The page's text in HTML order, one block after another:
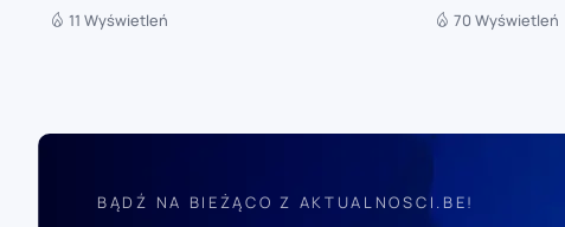
11 Wyświetleń 70 Wyświetleń
BĄDŹ NA BIEŻĄCO Z AKTUALNOSCI.BE!